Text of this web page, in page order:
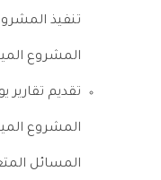
تنفيذ
المشروع
تقديم تقارير
المشروع
المسائل